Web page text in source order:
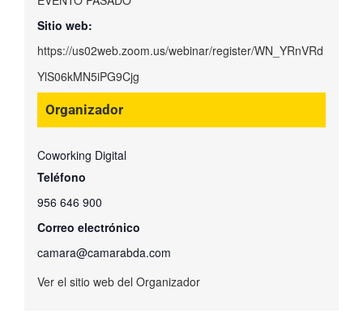
Sitio web:
https://us02web.zoom.us/webinar/register/WN_YRnVRd
YlS06kMN5iPG9Cjg
Organizador
Coworking Digital
Teléfono
956 646 900
Correo electrónico
camara@camarabda.com
Ver el sitio web del Organizador